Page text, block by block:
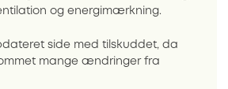
og energimærkning.
side med tilskuddet, da
mange ændringer fra